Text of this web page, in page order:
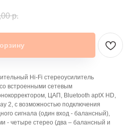
р.
Hi-Fi стереоусилитель
встроенными сетевым
ЦАП, Bluetooth aptX HD,
2, с возможностью подключения
сигнала (один вход - балансный),
- четыре стерео (два – балансный и